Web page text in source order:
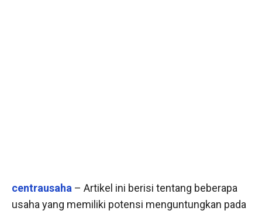
centrausaha – Artikel ini berisi tentang beberapa
usaha yang memiliki potensi menguntungkan pada